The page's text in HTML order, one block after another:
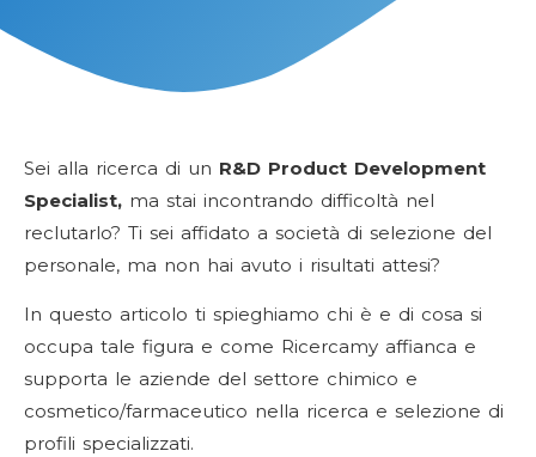
Sei alla ricerca di un R&D Product Development
Specialist, ma stai incontrando difficoltà nel
reclutarlo? Ti sei affidato a società di selezione del
personale, ma non hai avuto i risultati attesi?
In questo articolo ti spieghiamo chi è e di cosa si
occupa tale figura e come Ricercamy affianca e
supporta le aziende del settore chimico e
cosmetico/farmaceutico nella ricerca e selezione di
profili specializzati.